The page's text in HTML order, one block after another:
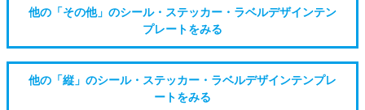
他の「その他」のシール・ステッカー・ラベルデザインテン
プレートをみる
他の「縦」のシール・ステッカー・ラベルデザインテンプレ
ートをみる